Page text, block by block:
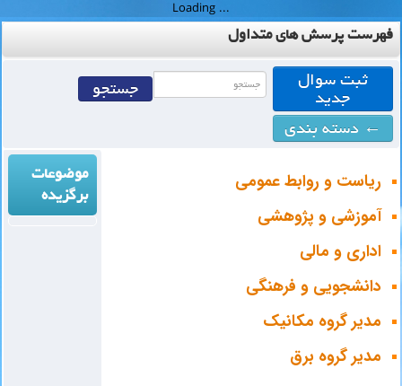
فهرست پرسش های متداول
ثبت سوال
جدید
← دسته بندی
ریاست و روابط عمومی
آموزشی و پژوهشی
اداری و مالی
دانشجویی و فرهنگی
مدیر گروه مکانیک
مدیر گروه برق
موضوعات
برگزیده